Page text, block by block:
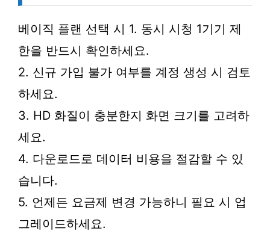
베이직 플랜 선택 시 1. 동시 시청 1기기 제
한을 반드시 확인하세요.
2. 신규 가입 불가 여부를 계정 생성 시 검토
하세요.
3. HD 화질이 충분한지 화면 크기를 고려하
세요.
4. 다운로드로 데이터 비용을 절감할 수 있
습니다.
5. 언제든 요금제 변경 가능하니 필요 시 업
그레이드하세요.